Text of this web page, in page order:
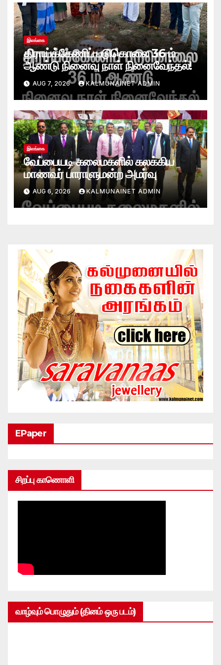
இலங்கை
திராய்க்கேணிப் படுகொலை 36 ம்
ஆண்டு நினைவு நாள் நினைவேந்தல்!
AUG 7, 2026 KALMUNAINET ADMIN
இலங்கை
வேப்பையடி கலைமகளில் கலக்கிய
மாணவர் பாராளுமன்ற அமர்வு
AUG 6, 2026 KALMUNAINET ADMIN
EPaper
சிறப்பு காணொளி
வாழ்வும் பொழுதும் (தினம் ஒரு படம்)